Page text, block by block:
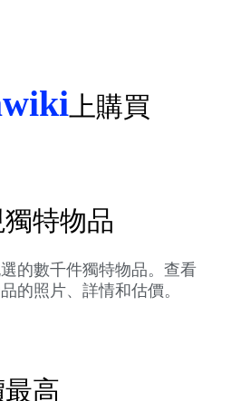
上購買
特物品
的數千件獨特物品。查看
的照片、詳情和估價。
高